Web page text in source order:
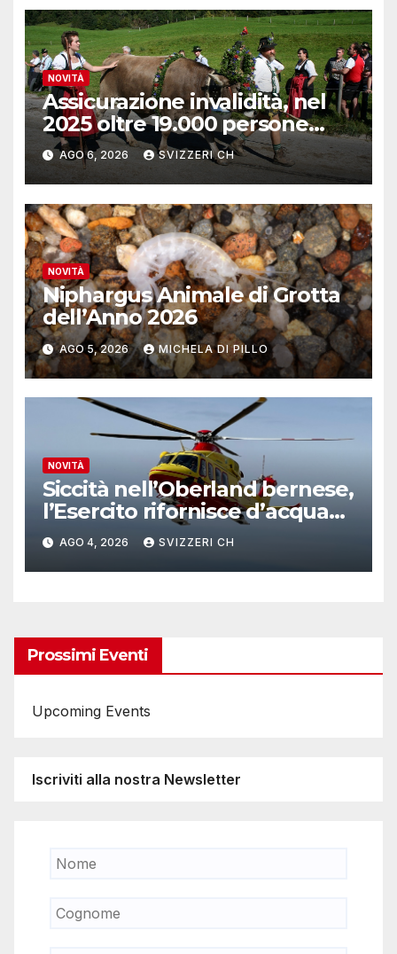
NOVITÀ
Assicurazione invalidità, nel
2025 oltre 19.000 persone
reinserite nel mercato del
lavoro
AGO 6, 2026 SVIZZERI CH
NOVITÀ
Niphargus Animale di Grotta
dell’Anno 2026
AGO 5, 2026 MICHELA DI PILLO
NOVITÀ
Siccità nell’Oberland bernese,
l’Esercito rifornisce d’acqua
due alpeggi
AGO 4, 2026 SVIZZERI CH
Prossimi Eventi
Upcoming Events
Iscriviti alla nostra Newsletter